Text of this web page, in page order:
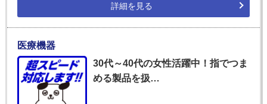
詳細を見る
医療機器
30代～40代の女性活躍中！指でつま
める製品を扱…